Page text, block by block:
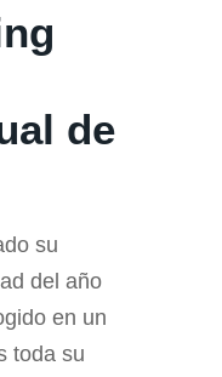
de
su
del año
en un
toda su